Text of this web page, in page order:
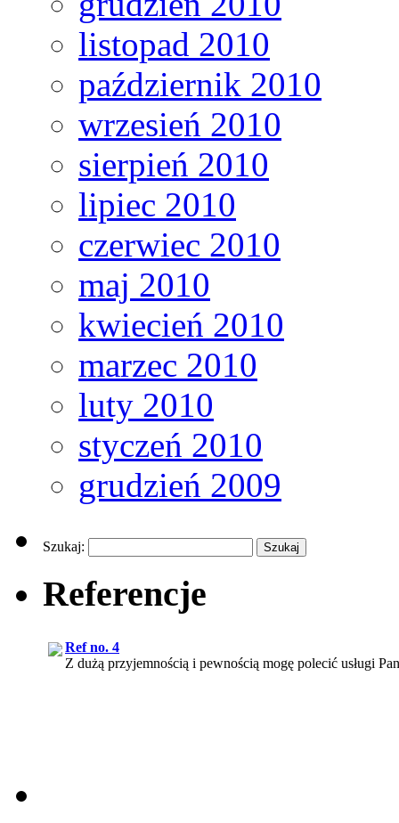
listopad 2010
październik 2010
wrzesień 2010
sierpień 2010
lipiec 2010
czerwiec 2010
maj 2010
kwiecień 2010
marzec 2010
luty 2010
styczeń 2010
grudzień 2009
Szukaj:
Referencje
Ref no. 4
Z dużą przyjemnością i pewnością mogę polecić usługi